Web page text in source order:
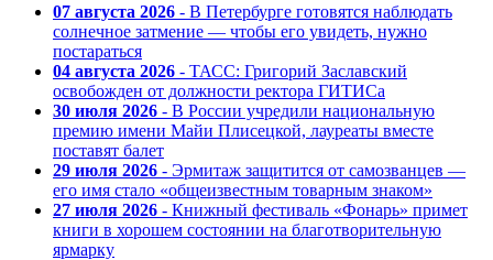
07 августа 2026 - В Петербурге готовятся наблюдать
солнечное затмение — чтобы его увидеть, нужно
постараться
04 августа 2026 - ТАСС: Григорий Заславский
освобожден от должности ректора ГИТИСа
30 июля 2026 - В России учредили национальную
премию имени Майи Плисецкой, лауреаты вместе
поставят балет
29 июля 2026 - Эрмитаж защитится от самозванцев —
его имя стало «общеизвестным товарным знаком»
27 июля 2026 - Книжный фестиваль «Фонарь» примет
книги в хорошем состоянии на благотворительную
ярмарку